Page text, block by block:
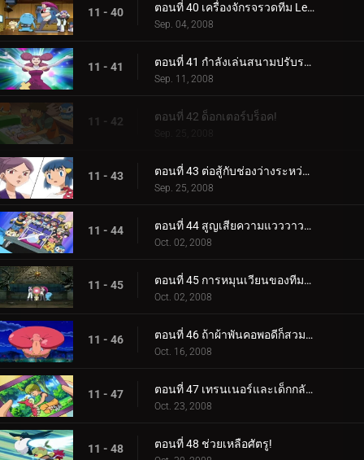
11 - 40 ตอนที่ 40 เครื่องจักรจรวดทีม Lean Mean!
Sep. 04, 2008
11 - 41 ตอนที่ 41 กำลังเล่นสนามปรับระดับ!
Sep. 11, 2008
11 - 42 ตอนที่ 42 ด็อกเตอร์บร็อค!
Sep. 25, 2008
11 - 43 ตอนที่ 43 ต่อสู้กับช่องว่างระหว่างรุ่น!
Sep. 25, 2008
11 - 44 ตอนที่ 44 สูญเสียความแวววาวไป!
Oct. 02, 2008
11 - 45 ตอนที่ 45 การหมุนเวียนของทีมสองเท่า!
Oct. 02, 2008
11 - 46 ตอนที่ 46 ถ้าผ้าพันคอพอดีก็สวมเลย!
Oct. 16, 2008
11 - 47 ตอนที่ 47 เทรนเนอร์และเด็กกลับมาพบกันอีกครั้ง!
Oct. 23, 2008
11 - 48 ตอนที่ 48 ช่วยเหลือศัตรู!